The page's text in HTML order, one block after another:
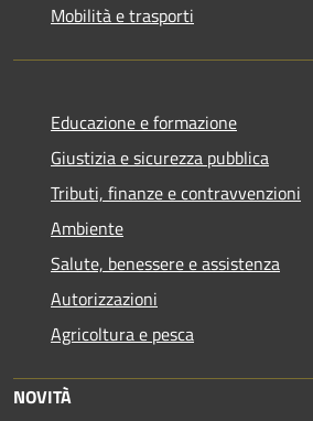
Mobilità e trasporti
Educazione e formazione
Giustizia e sicurezza pubblica
Tributi, finanze e contravvenzioni
Ambiente
Salute, benessere e assistenza
Autorizzazioni
Agricoltura e pesca
NOVITÀ